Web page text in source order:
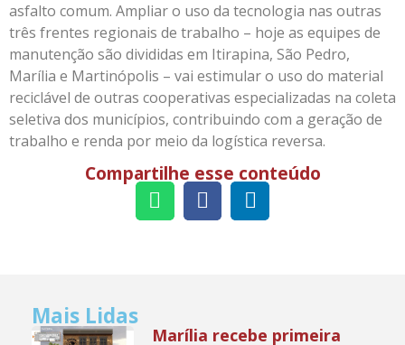
asfalto comum. Ampliar o uso da tecnologia nas outras
três frentes regionais de trabalho – hoje as equipes de
manutenção são divididas em Itirapina, São Pedro,
Marília e Martinópolis – vai estimular o uso do material
reciclável de outras cooperativas especializadas na coleta
seletiva dos municípios, contribuindo com a geração de
trabalho e renda por meio da logística reversa.
Compartilhe esse conteúdo
Mais Lidas
Marília recebe primeira